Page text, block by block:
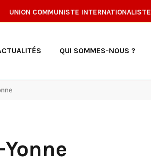
UNION COMMUNISTE INTERNATIONALISTE
QUI SOMMES-NOUS ?